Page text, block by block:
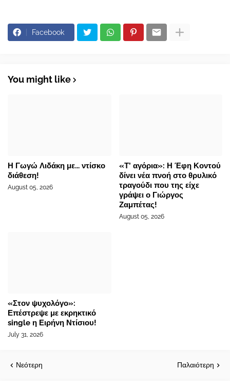
Facebook
You might like
Η Γωγώ Λιδάκη με... ντίσκο
διάθεση!
August 05, 2026
«Τ’ αγόρια»: Η Έφη Κοντού
δίνει νέα πνοή στο θρυλικό
τραγούδι που της είχε
γράψει ο Γιώργος
Ζαμπέτας!
August 05, 2026
«Στον ψυχολόγο»:
Επέστρεψε με εκρηκτικό
single η Ειρήνη Ντίσιου!
July 31, 2026
Νεότερη Παλαιότερη